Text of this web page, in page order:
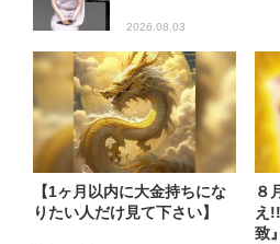
2026.08.03
【1ヶ月以内に大金持ちにな
りたい人だけ見て下さい】
８
え
致